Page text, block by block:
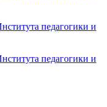
педагогики и
педагогики и